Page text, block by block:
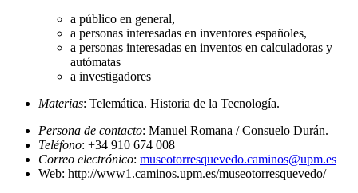
a público en general,
a personas interesadas en inventores españoles,
a personas interesadas en inventos en calculadoras y
autómatas
a investigadores
Materias: Telemática. Historia de la Tecnología.
Persona de contacto: Manuel Romana / Consuelo Durán.
Teléfono: +34 910 674 008
Correo electrónico: museotorresquevedo.caminos@upm.es
Web: http://www1.caminos.upm.es/museotorresquevedo/